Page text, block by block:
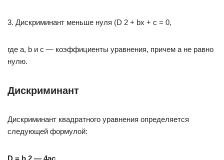
3. Дискриминант меньше нуля (D 2 + bx + c = 0,
где a, b и c — коэффициенты уравнения, причем a не равно
нулю.
Дискриминант
Дискриминант квадратного уравнения определяется
следующей формулой:
D = b 2 — 4ac.